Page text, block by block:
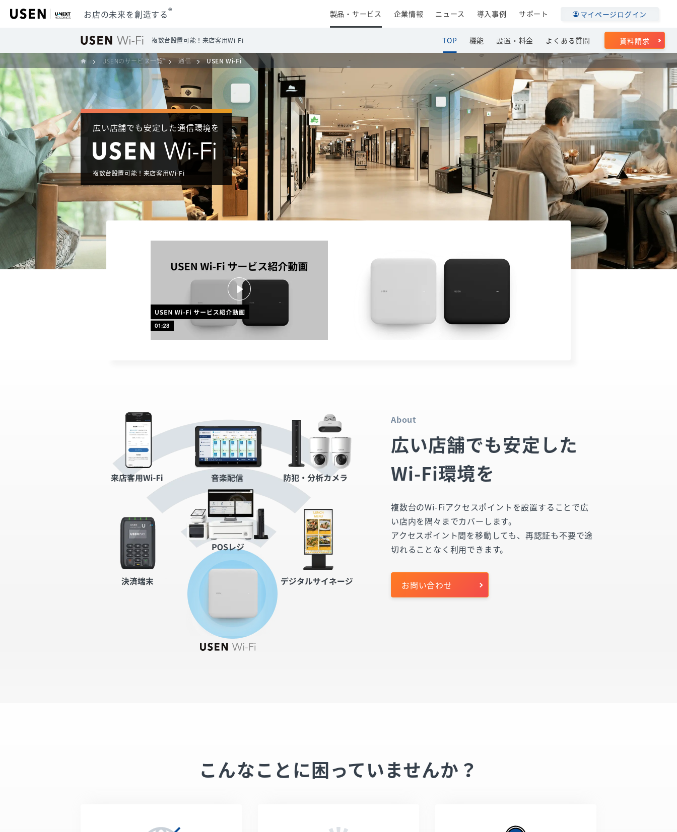
複数台設置可能！来店客用Wi-Fi TOP 機能 設置・料金 よくある質問 資料請求
製品・サービス 企業情報 ニュース 導入事例 サポート マイページログイン
お店の未来を創造する®
USENのサービス一覧 通信 USEN Wi-Fi
広い店舗でも安定した​通信環境を
複数台設置可能！来店客用Wi-Fi
About
広い店舗でも安定した​
Wi-Fi環境を
複数台のWi-Fiアクセスポイントを設置することで広
い店内を隅々までカバーします。
アクセスポイント間を移動しても、再認証も不要で途
切れることなく利用できます。
お問い合わせ
こんなことに困っていませんか？